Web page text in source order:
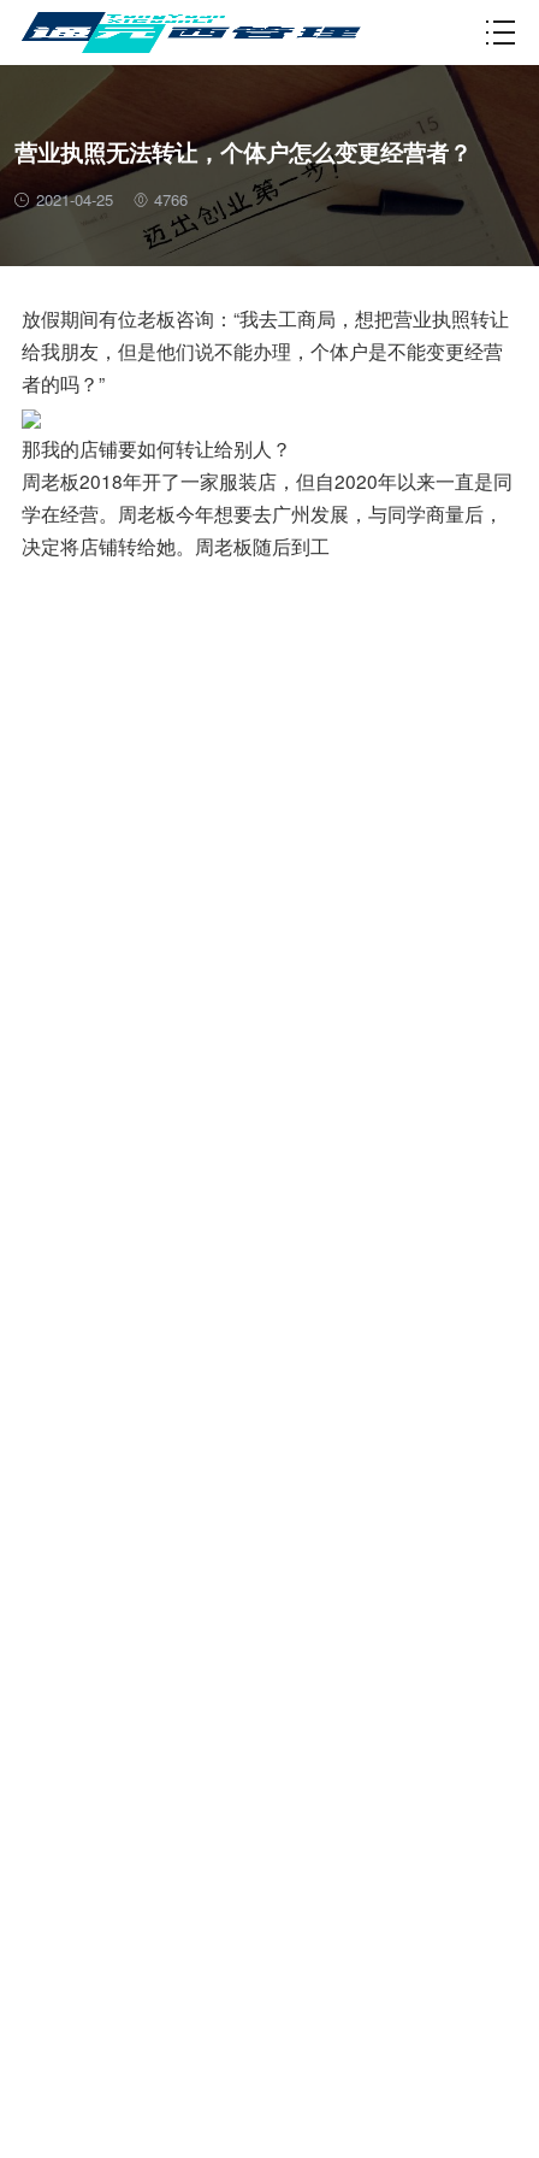
资质许可
营业执照无法转让，个体户怎么变更经营者？
2021-04-25 4766
放假期间有位老板咨询：“我去工商局，想把营业执照转让
给我朋友，但是他们说不能办理，个体户是不能变更经营
者的吗？”
那我的店铺要如何转让给别人？
周老板2018年开了一家服装店，但自2020年以来一直是同
学在经营。周老板今年想要去广州发展，与同学商量后，
决定将店铺转给她。周老板随后到工